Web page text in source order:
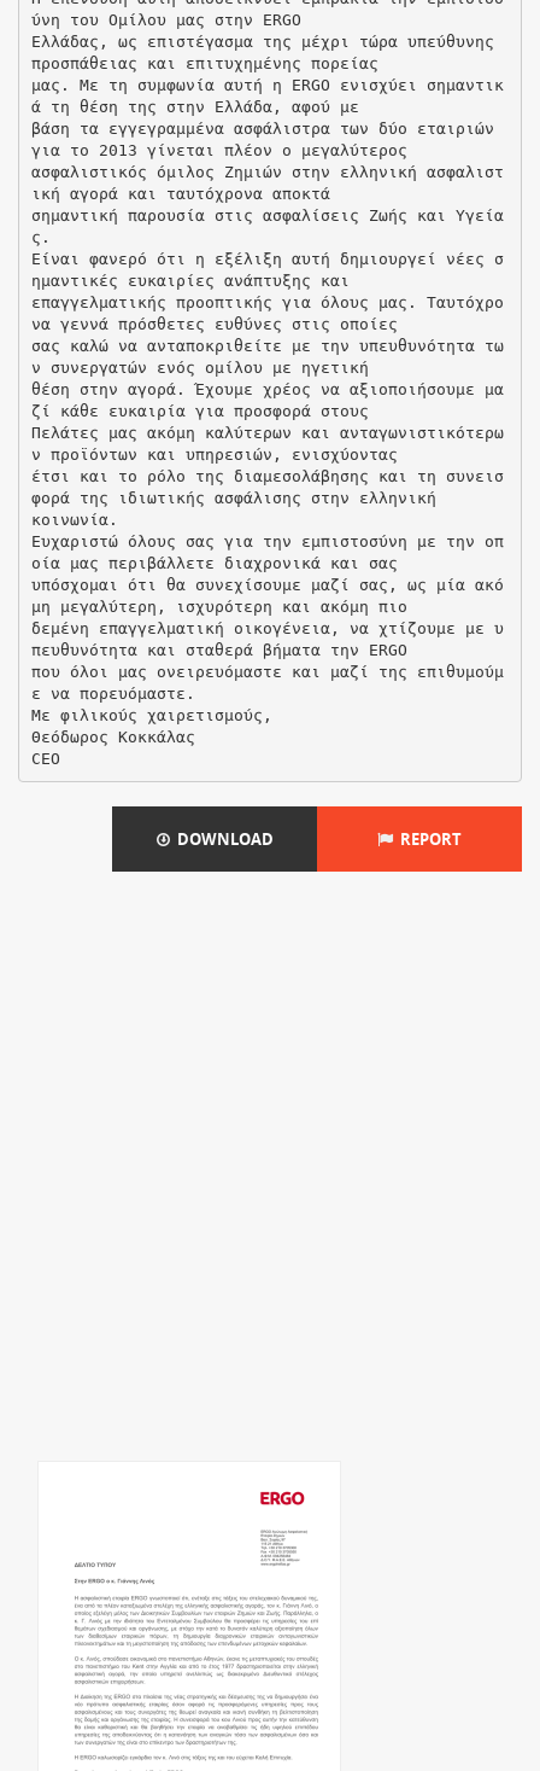
ύνη του Ομίλου μας στην ERGO
Ελλάδας, ως επιστέγασμα της μέχρι τώρα υπεύθυνης
προσπάθειας και επιτυχημένης πορείας
μας. Με τη συμφωνία αυτή η ERGO ενισχύει σημαντικ
ά τη θέση της στην Ελλάδα, αφού με
βάση τα εγγεγραμμένα ασφάλιστρα των δύο εταιριών
για το 2013 γίνεται πλέον ο μεγαλύτερος
ασφαλιστικός όμιλος Ζημιών στην ελληνική ασφαλιστ
ική αγορά και ταυτόχρονα αποκτά
σημαντική παρουσία στις ασφαλίσεις Ζωής και Υγεία
ς.
Είναι φανερό ότι η εξέλιξη αυτή δημιουργεί νέες σ
ημαντικές ευκαιρίες ανάπτυξης και
επαγγελματικής προοπτικής για όλους μας. Ταυτόχρο
να γεννά πρόσθετες ευθύνες στις οποίες
σας καλώ να ανταποκριθείτε με την υπευθυνότητα τω
ν συνεργατών ενός ομίλου με ηγετική
θέση στην αγορά. Έχουμε χρέος να αξιοποιήσουμε μα
ζί κάθε ευκαιρία για προσφορά στους
Πελάτες μας ακόμη καλύτερων και ανταγωνιστικότερω
ν προϊόντων και υπηρεσιών, ενισχύοντας
έτσι και το ρόλο της διαμεσολάβησης και τη συνεισ
φορά της ιδιωτικής ασφάλισης στην ελληνική
κοινωνία.
Ευχαριστώ όλους σας για την εμπιστοσύνη με την οπ
οία μας περιβάλλετε διαχρονικά και σας
υπόσχομαι ότι θα συνεχίσουμε μαζί σας, ως μία ακό
μη μεγαλύτερη, ισχυρότερη και ακόμη πιο
δεμένη επαγγελματική οικογένεια, να χτίζουμε με υ
πευθυνότητα και σταθερά βήματα την ERGO
που όλοι μας ονειρευόμαστε και μαζί της επιθυμούμ
ε να πορευόμαστε.
Με φιλικούς χαιρετισμούς,
Θεόδωρος Κοκκάλας
DOWNLOAD REPORT